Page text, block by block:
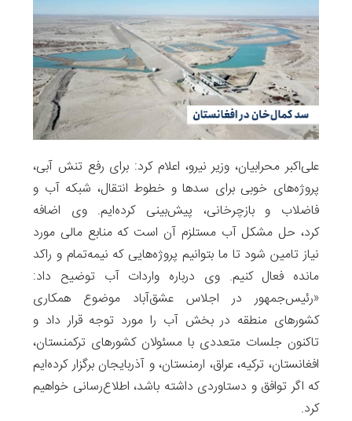
علی‌اکبر محرابیان، وزیر نیرو، اعلام کرد: برای رفع تنش آبی،
پروژه‌های خوبی برای سدها و خطوط انتقال، شبکه آب و
فاضلاب و بازچرخانی، پیش‌بینی کرده‌ایم. وی اضافه
کرد، حل مشکل آب مستلزم آن است که منابع مالی مورد
نیاز تامین شود تا ما بتوانیم پروژه‌هایی که نیمه‌تمام و راکد
مانده‌ فعال کنیم. وی درباره واردات آب توضیح داد:‌
«رئیس‌جمهور در اجلاس عشق‌آباد موضوع همکاری
کشورهای منطقه در بخش آب را مورد توجه قرار داد و
تاکنون جلسات متعددی با مسئولان کشورهای ترکمنستان،
افغانستان، ترکیه، عراق، ارمنستان، و آذربایجان برگزار کرده‌ایم
که اگر توافق و دستاوردی داشته باشد، اطلاع‌رسانی خواهیم
کرد.